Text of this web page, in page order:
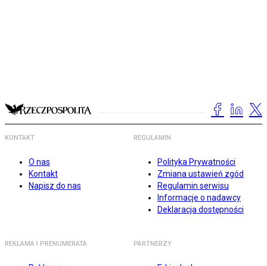
KONTAKT
O nas
Kontakt
Napisz do nas
REGULAMIN
Polityka Prywatności
Zmiana ustawień zgód
Regulamin serwisu
Informacje o nadawcy
Deklaracja dostępności
REKLAMA I PRENUMERATA PARTNERZY